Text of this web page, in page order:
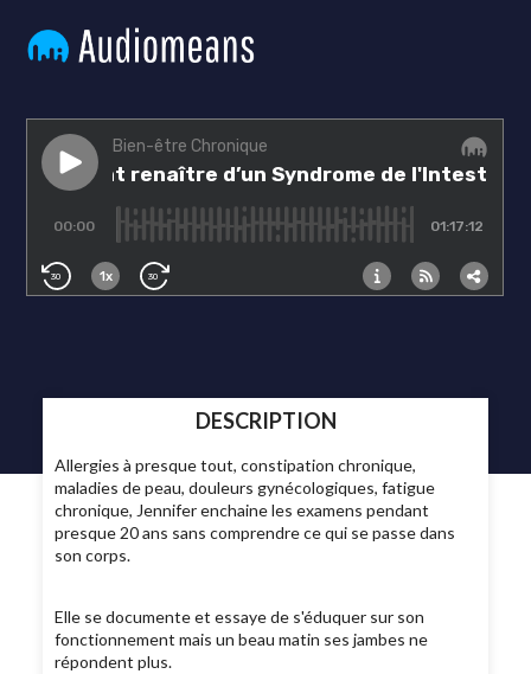
DESCRIPTION
Allergies à presque tout, constipation chronique,
maladies de peau, douleurs gynécologiques, fatigue
chronique, Jennifer enchaine les examens pendant
presque 20 ans sans comprendre ce qui se passe dans
son corps.
Elle se documente et essaye de s'éduquer sur son
fonctionnement mais un beau matin ses jambes ne
répondent plus.